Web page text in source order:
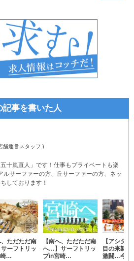
記事を書いた人
舗運営スタッフ )
十嵐直人」です！仕事もプライベートも楽
ルサーファーの方、丘サーファーの方、ネッ
しております！
、ただただ南
ーフトリッ
崎…
【南へ、ただただ南
へ…】サーフトリッ
プin宮崎…
【アシダ
目の来襲
激闘…今